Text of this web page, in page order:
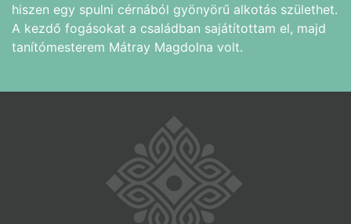
hiszen egy spulni cérnából gyönyörű alkotás születhet.
A kezdő fogásokat a családban sajátítottam el, majd
tanítómesterem Mátray Magdolna volt.